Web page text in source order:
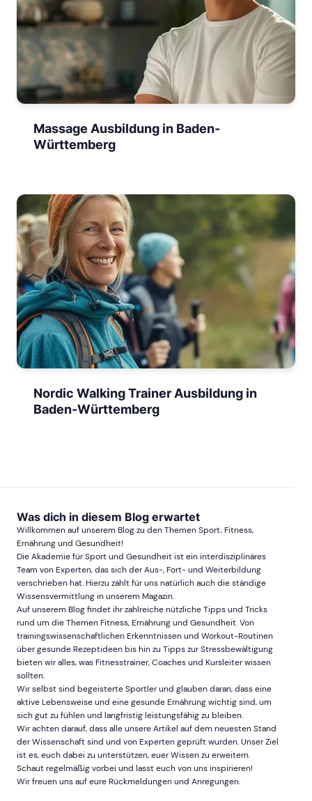
Massage Ausbildung in Baden-
Württemberg
Nordic Walking Trainer Ausbildung in
Baden-Württemberg
Was dich in diesem Blog erwartet
Willkommen auf unserem Blog zu den Themen Sport, Fitness,
Ernährung und Gesundheit!
Die Akademie für Sport und Gesundheit ist ein interdisziplinäres
Team von Experten, das sich der Aus-, Fort- und Weiterbildung
verschrieben hat. Hierzu zählt für uns natürlich auch die ständige
Wissensvermittlung in unserem Magazin.
Auf unserem Blog findet ihr zahlreiche nützliche Tipps und Tricks
rund um die Themen Fitness, Ernährung und Gesundheit. Von
trainingswissenschaftlichen Erkenntnissen und Workout-Routinen
über gesunde Rezeptideen bis hin zu Tipps zur Stressbewältigung
bieten wir alles, was Fitnesstrainer, Coaches und Kursleiter wissen
sollten.
Wir selbst sind begeisterte Sportler und glauben daran, dass eine
aktive Lebensweise und eine gesunde Ernährung wichtig sind, um
sich gut zu fühlen und langfristig leistungsfähig zu bleiben.
Wir achten darauf, dass alle unsere Artikel auf dem neuesten Stand
der Wissenschaft sind und von Experten geprüft wurden. Unser Ziel
ist es, euch dabei zu unterstützen, euer Wissen zu erweitern.
Schaut regelmäßig vorbei und lasst euch von uns inspirieren!
Wir freuen uns auf eure Rückmeldungen und Anregungen.